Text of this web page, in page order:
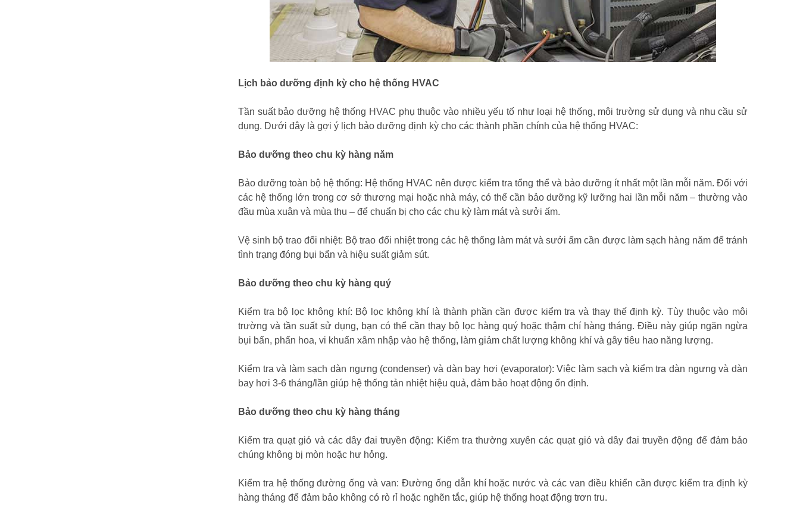
Lịch bảo dưỡng định kỳ cho hệ thống HVAC
Tần suất bảo dưỡng hệ thống HVAC phụ thuộc vào nhiều yếu tố như loại hệ thống, môi trường sử dụng và nhu cầu sử
dụng. Dưới đây là gợi ý lịch bảo dưỡng định kỳ cho các thành phần chính của hệ thống HVAC:
Bảo dưỡng theo chu kỳ hàng năm
Bảo dưỡng toàn bộ hệ thống: Hệ thống HVAC nên được kiểm tra tổng thể và bảo dưỡng ít nhất một lần mỗi năm. Đối với
các hệ thống lớn trong cơ sở thương mại hoặc nhà máy, có thể cần bảo dưỡng kỹ lưỡng hai lần mỗi năm – thường vào
đầu mùa xuân và mùa thu – để chuẩn bị cho các chu kỳ làm mát và sưởi ấm.
Vệ sinh bộ trao đổi nhiệt: Bộ trao đổi nhiệt trong các hệ thống làm mát và sưởi ấm cần được làm sạch hàng năm để tránh
tình trạng đóng bụi bẩn và hiệu suất giảm sút.
Bảo dưỡng theo chu kỳ hàng quý
Kiểm tra bộ lọc không khí: Bộ lọc không khí là thành phần cần được kiểm tra và thay thế định kỳ. Tùy thuộc vào môi
trường và tần suất sử dụng, bạn có thể cần thay bộ lọc hàng quý hoặc thậm chí hàng tháng. Điều này giúp ngăn ngừa
bụi bẩn, phấn hoa, vi khuẩn xâm nhập vào hệ thống, làm giảm chất lượng không khí và gây tiêu hao năng lượng.
Kiểm tra và làm sạch dàn ngưng (condenser) và dàn bay hơi (evaporator): Việc làm sạch và kiểm tra dàn ngưng và dàn
bay hơi 3-6 tháng/lần giúp hệ thống tản nhiệt hiệu quả, đảm bảo hoạt động ổn định.
Bảo dưỡng theo chu kỳ hàng tháng
Kiểm tra quạt gió và các dây đai truyền động: Kiểm tra thường xuyên các quạt gió và dây đai truyền động để đảm bảo
chúng không bị mòn hoặc hư hỏng.
Kiểm tra hệ thống đường ống và van: Đường ống dẫn khí hoặc nước và các van điều khiển cần được kiểm tra định kỳ
hàng tháng để đảm bảo không có rò rỉ hoặc nghẽn tắc, giúp hệ thống hoạt động trơn tru.